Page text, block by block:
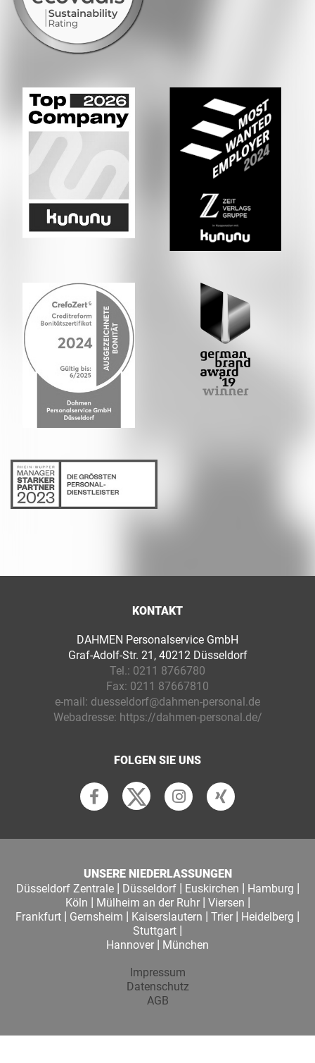
KONTAKT
DAHMEN Personalservice GmbH
Graf-Adolf-Str. 21, 40212 Düsseldorf
Tel.: 0211 8766780
Fax: 0211 87667810
e-mail: duesseldorf@dahmen-personal.de
Webadresse: https://dahmen-personal.de/
FOLGEN SIE UNS
UNSERE NIEDERLASSUNGEN
Düsseldorf Zentrale| Düsseldorf| Euskirchen | Hamburg |
Köln | Mülheim an der Ruhr| Viersen |
Frankfurt | Gernsheim | Kaiserslautern | Trier | Heidelberg |
Stuttgart |
Hannover | München
Impressum
Datenschutz
AGB